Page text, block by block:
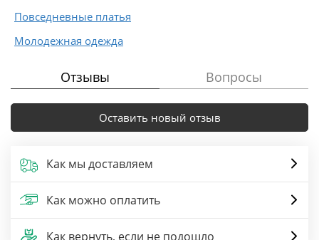
Повседневные платья
Молодежная одежда
Отзывы Вопросы
Оставить новый отзыв
Как мы доставляем
Как можно оплатить
Как вернуть, если не подошло